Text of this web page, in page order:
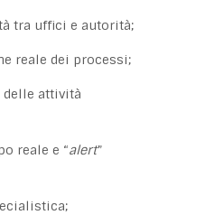
tra uffici e autorità;
reale dei processi;
attività
reale e “alert”